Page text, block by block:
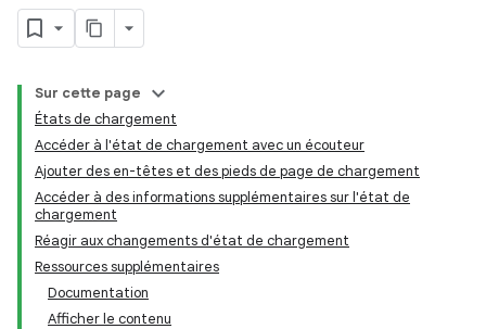
Sur cette page
États de chargement
Accéder à l'état de chargement avec un écouteur
Ajouter des en-têtes et des pieds de page de chargement
Accéder à des informations supplémentaires sur l'état de
chargement
Réagir aux changements d'état de chargement
Ressources supplémentaires
Documentation
Afficher le contenu